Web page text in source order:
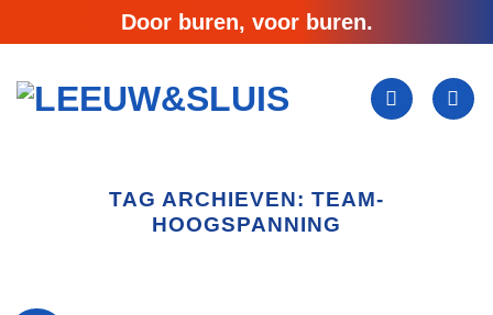
naar
inhoud
Door buren, voor buren.
TAG ARCHIEVEN: TEAM-
HOOGSPANNING